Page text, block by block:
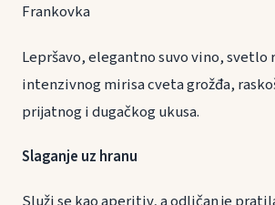
Frankovka
Lepršavo, elegantno suvo vino, svetlo
intenzivnog mirisa cveta grožđa,
prijatnog i dugačkog ukusa.
Slaganje uz hranu